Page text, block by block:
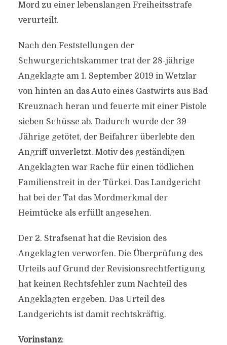
Mord zu einer lebenslangen Freiheitsstrafe
verurteilt.
Nach den Feststellungen der
Schwurgerichtskammer trat der 28-jährige
Angeklagte am 1. September 2019 in Wetzlar
von hinten an das Auto eines Gastwirts aus Bad
Kreuznach heran und feuerte mit einer Pistole
sieben Schüsse ab. Dadurch wurde der 39-
Jährige getötet, der Beifahrer überlebte den
Angriff unverletzt. Motiv des geständigen
Angeklagten war Rache für einen tödlichen
Familienstreit in der Türkei. Das Landgericht
hat bei der Tat das Mordmerkmal der
Heimtücke als erfüllt angesehen.
Der 2. Strafsenat hat die Revision des
Angeklagten verworfen. Die Überprüfung des
Urteils auf Grund der Revisionsrechtfertigung
hat keinen Rechtsfehler zum Nachteil des
Angeklagten ergeben. Das Urteil des
Landgerichts ist damit rechtskräftig.
Vorinstanz: